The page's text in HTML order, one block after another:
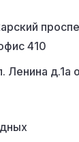
410
Ленина д.1а